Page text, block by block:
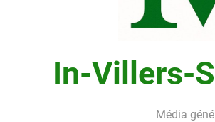
In-Villers-
Média